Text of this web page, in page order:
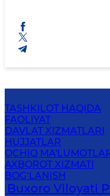
TASHKILOT HAQIDA
FAOLIYAT
DAVLAT XIZMATLARI
HUJJATLAR
OCHIQ
AXBOROT XIZMATI
BOG‘LANISH
Buxoro Viloyati